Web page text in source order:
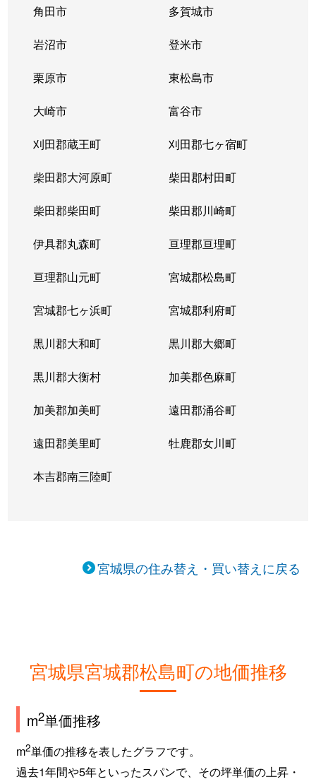
角田市 多賀城市
岩沼市 登米市
栗原市 東松島市
大崎市 富谷市
刈田郡蔵王町 刈田郡七ヶ宿町
柴田郡大河原町 柴田郡村田町
柴田郡柴田町 柴田郡川崎町
伊具郡丸森町 亘理郡亘理町
亘理郡山元町 宮城郡松島町
宮城郡七ヶ浜町 宮城郡利府町
黒川郡大和町 黒川郡大郷町
黒川郡大衡村 加美郡色麻町
加美郡加美町 遠田郡涌谷町
遠田郡美里町 牡鹿郡女川町
本吉郡南三陸町
宮城県の住み替え・買い替えに戻る
宮城県宮城郡松島町の地価推移
m2単価推移
m2単価の推移を表したグラフです。
過去1年間や5年といったスパンで、その坪単価の上昇・